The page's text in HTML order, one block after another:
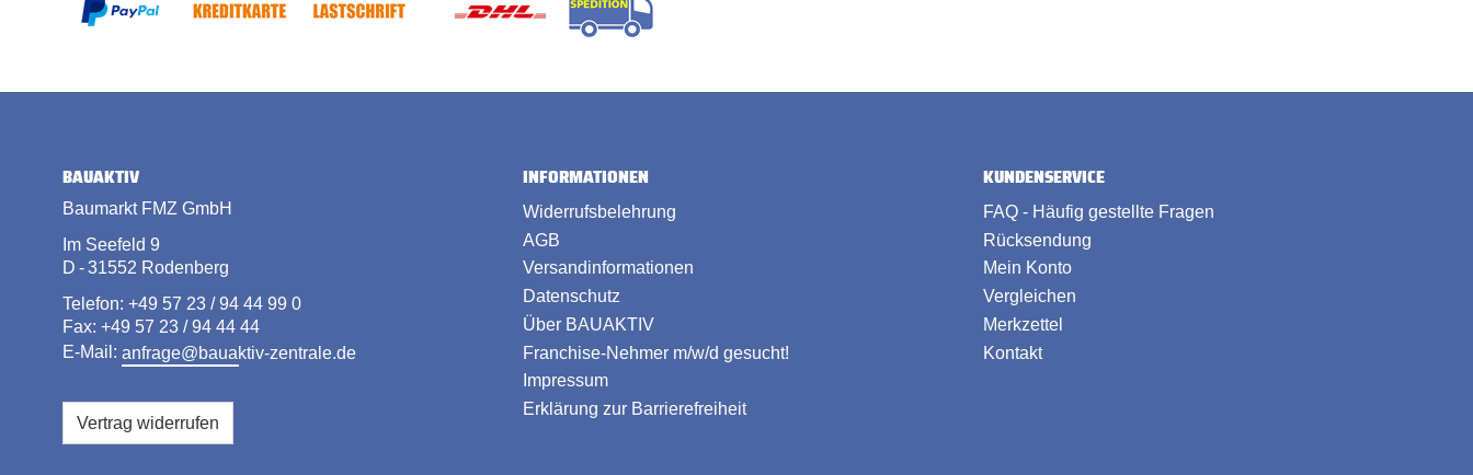
BAUAKTIV
Baumarkt FMZ GmbH
Im Seefeld 9
D - 31552 Rodenberg
Telefon: +49 57 23 / 94 44 99 0
Fax: +49 57 23 / 94 44 44
E-Mail: anfrage@bauaktiv-zentrale.de
Vertrag widerrufen
INFORMATIONEN
Widerrufsbelehrung
AGB
Versandinformationen
Datenschutz
Über BAUAKTIV
Franchise-Nehmer m/w/d gesucht!
Impressum
Erklärung zur Barrierefreiheit
KUNDENSERVICE
FAQ - Häufig gestellte Fragen
Rücksendung
Mein Konto
Vergleichen
Merkzettel
Kontakt